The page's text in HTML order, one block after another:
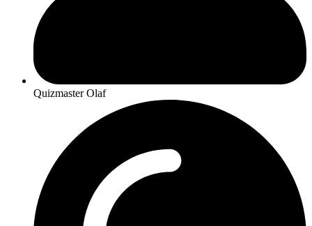
Quizmaster Olaf